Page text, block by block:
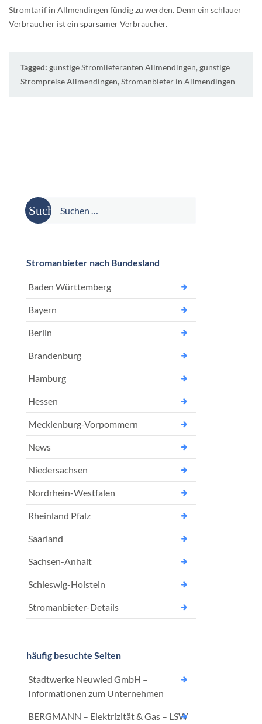
Stromtarif in Allmendingen fündig zu werden. Denn ein schlauer
Verbraucher ist ein sparsamer Verbraucher.
Tagged: günstige Stromlieferanten Allmendingen, günstige
Strompreise Allmendingen, Stromanbieter in Allmendingen
Suche
nach:
Stromanbieter nach Bundesland
Baden Württemberg
Bayern
Berlin
Brandenburg
Hamburg
Hessen
Mecklenburg-Vorpommern
News
Niedersachsen
Nordrhein-Westfalen
Rheinland Pfalz
Saarland
Sachsen-Anhalt
Schleswig-Holstein
Stromanbieter-Details
häufig besuchte Seiten
Stadtwerke Neuwied GmbH –
Informationen zum Unternehmen
BERGMANN – Elektrizität & Gas – LSW